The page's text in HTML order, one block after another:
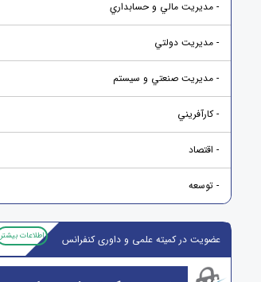
- مديريت مالي و حسابداري
- مديريت دولتي
- مديريت صنعتي و سيستم
- کارآفريني
- اقتصاد
- توسعه
عضویت در کمیته علمی و داوری کنفرانس اطلاعات بیشتر